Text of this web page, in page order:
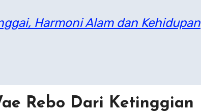
Harmoni Alam dan Kehidupan
Rebo Dari Ketinggian